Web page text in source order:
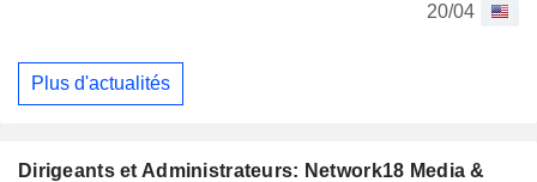
20/04
Plus d'actualités
Dirigeants et Administrateurs: Network18 Media &